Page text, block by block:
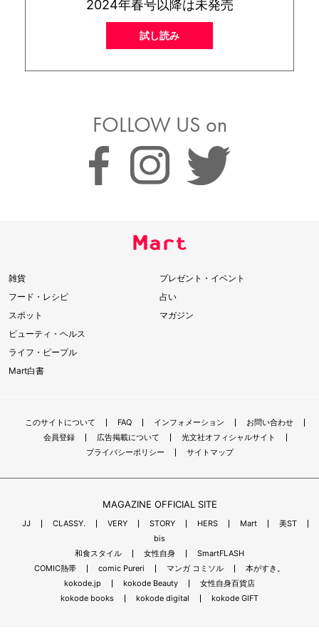
2024年春号以降は未発売
試し読み
FOLLOW US on
雑貨
フード・レシピ
スポット
ビューティ・ヘルス
ライフ・ピープル
Mart白書
プレゼント・イベント
占い
マガジン
このサイトについて FAQ インフォメーション
お問い合わせ
会員登録
広告掲載について
光文社オフィシャルサイト
プライバシーポリシー
サイトマップ
MAGAZINE OFFICIAL SITE
JJ CLASSY. VERY STORY HERS Mart
美ST
bis
和食スタイル
女性自身
SmartFLASH
COMIC熱帯
comic Pureri マンガ コミソル
本がすき。
kokode.jp
kokode Beauty
女性自身百貨店
kokode books
kokode digital kokode GIFT